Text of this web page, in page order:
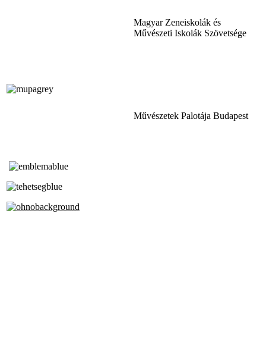
Magyar Zeneiskolák és
Művészeti Iskolák Szövetsége
Művészetek Palotája Budapest